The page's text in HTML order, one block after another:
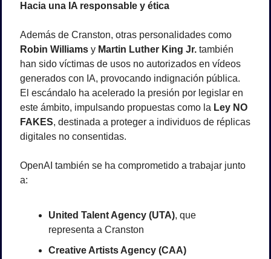
Hacia una IA responsable y ética
Robin Williams y Martin Luther King Jr. también
han sido víctimas de usos no autorizados en vídeos
generados con IA, provocando indignación pública.
El escándalo ha acelerado la presión por legislar en
este ámbito, impulsando propuestas como la Ley NO
FAKES, destinada a proteger a individuos de réplicas
digitales no consentidas.
OpenAI también se ha comprometido a trabajar junto
a:
United Talent Agency (UTA), que
representa a Cranston
Creative Artists Agency (CAA)